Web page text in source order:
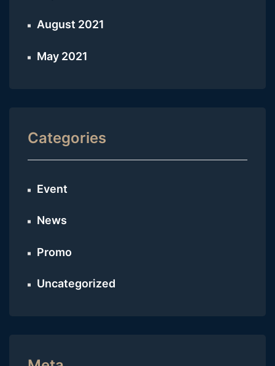
August 2021
May 2021
Categories
Event
News
Promo
Uncategorized